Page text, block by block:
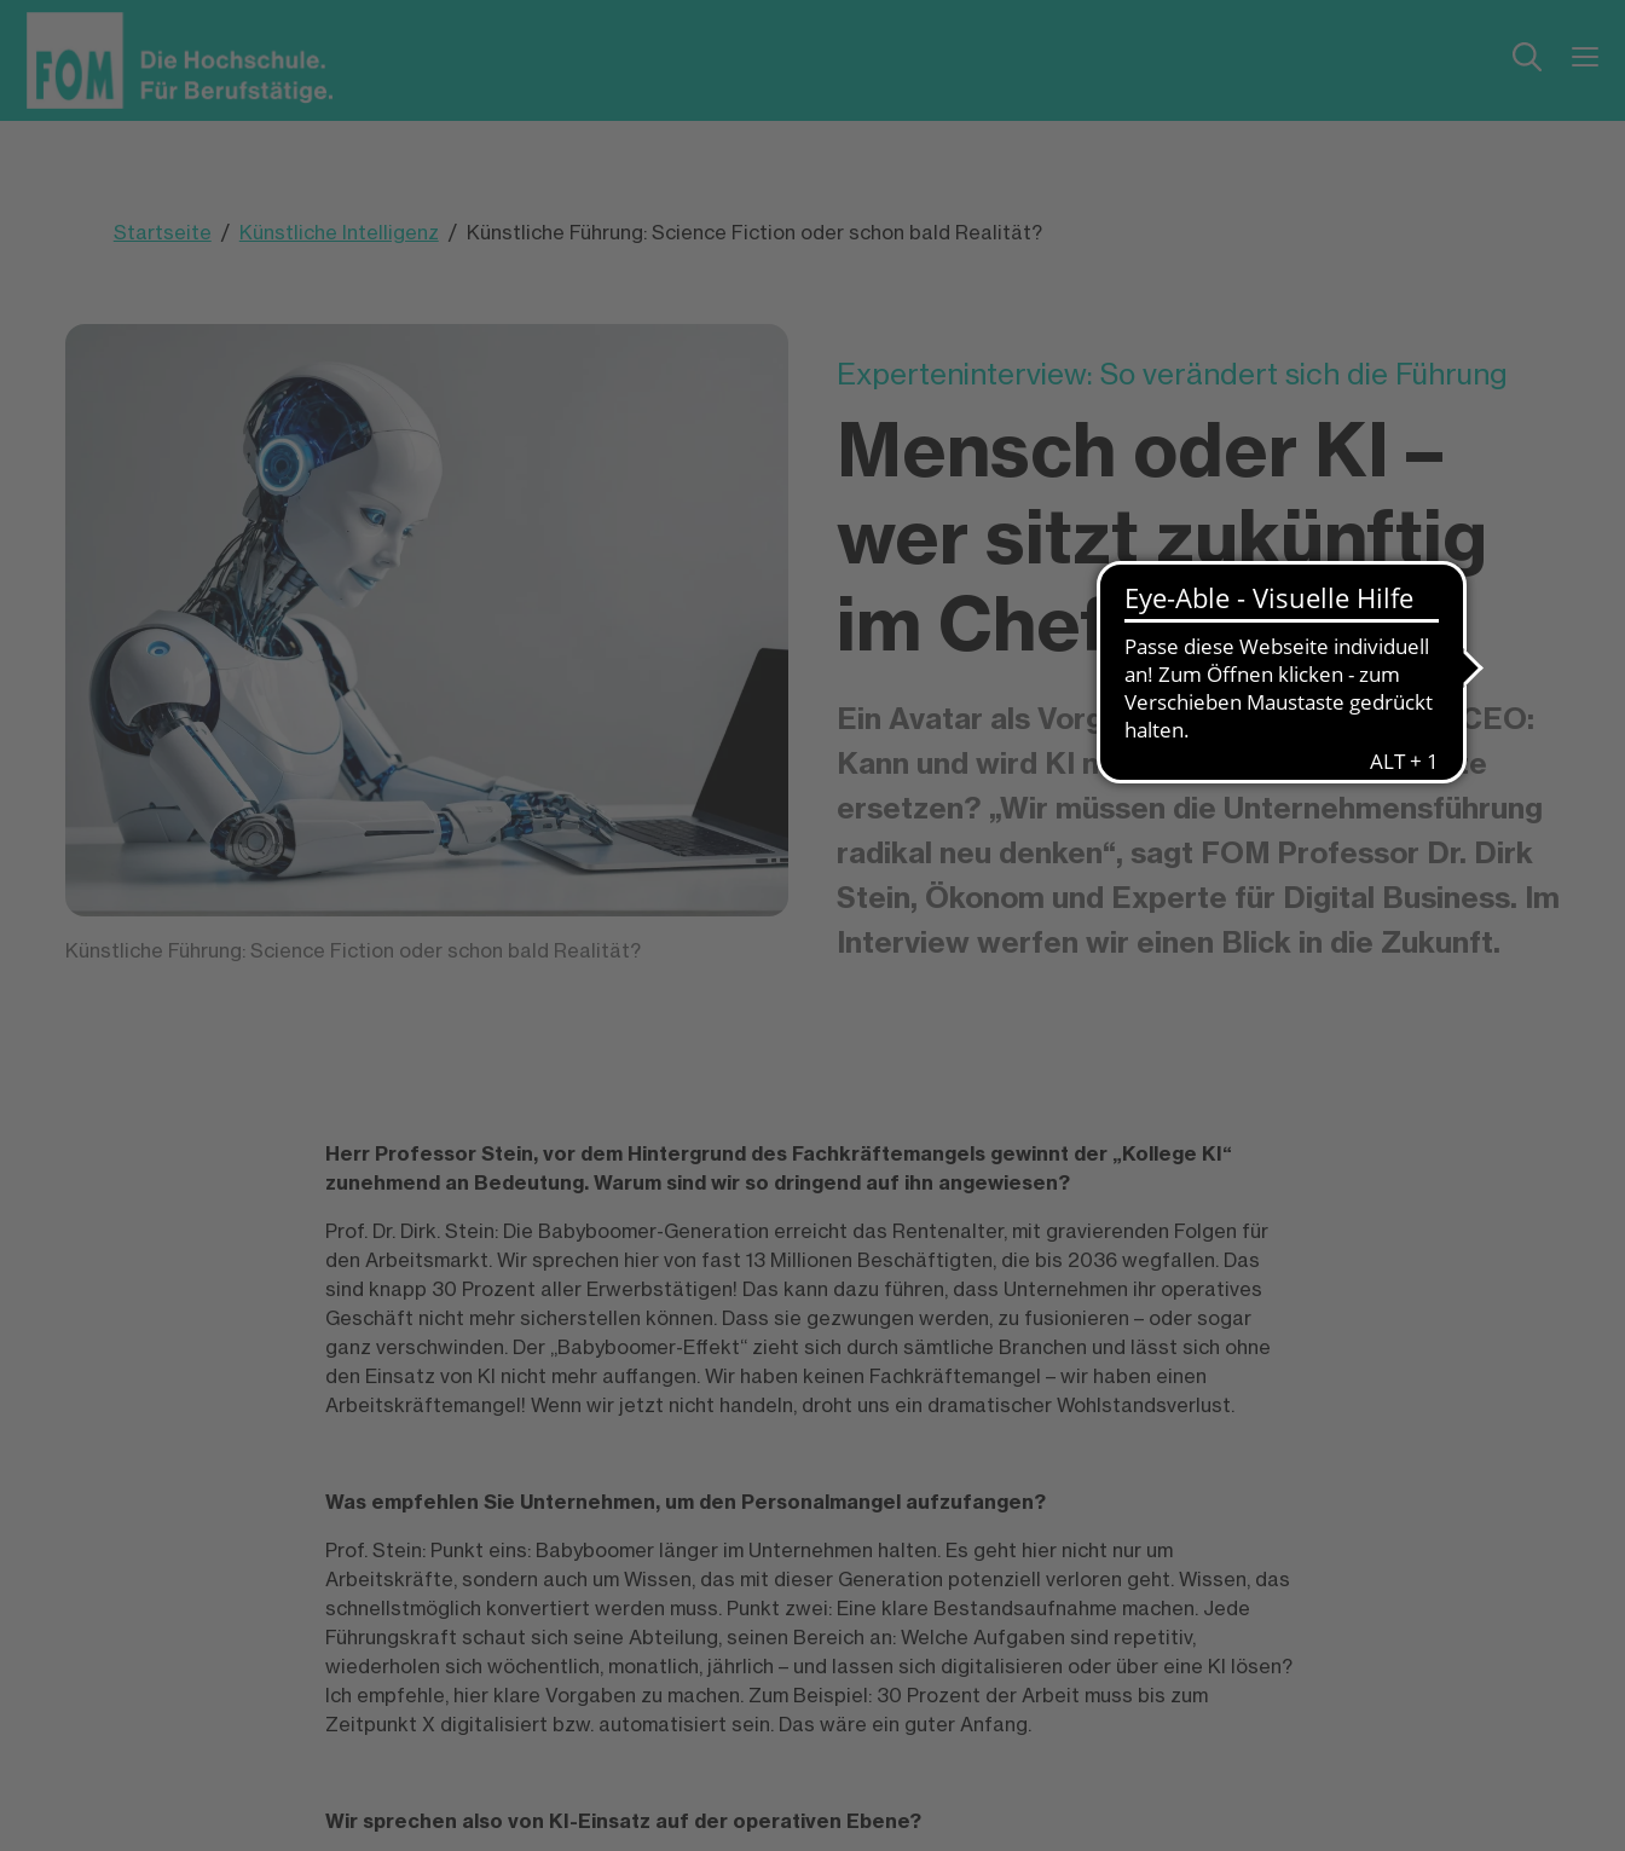
Startseite Künstliche Intelligenz Künstliche Führung: Science Fiction oder schon bald Realität?
Künstliche Führung: Science Fiction oder schon bald Realität?
Experteninterview: So verändert sich die Führung
Mensch oder KI –
wer sitzt zukünftig
im Chefsessel?
Ein Avatar als Vorgesetzter, ein Roboter als CEO:
Kann und wird KI menschliche Führungskräfte
ersetzen? „Wir müssen die Unternehmensführung
radikal neu denken“, sagt FOM Professor Dr. Dirk
Stein, Ökonom und Experte für Digital Business. Im
Interview werfen wir einen Blick in die Zukunft.
Herr Professor Stein, vor dem Hintergrund des Fachkräftemangels gewinnt der „Kollege KI“
zunehmend an Bedeutung. Warum sind wir so dringend auf ihn angewiesen?
Prof. Dr. Dirk. Stein: Die Babyboomer-Generation erreicht das Rentenalter, mit gravierenden Folgen für
den Arbeitsmarkt. Wir sprechen hier von fast 13 Millionen Beschäftigten, die bis 2036 wegfallen. Das
sind knapp 30 Prozent aller Erwerbstätigen! Das kann dazu führen, dass Unternehmen ihr operatives
Geschäft nicht mehr sicherstellen können. Dass sie gezwungen werden, zu fusionieren – oder sogar
ganz verschwinden. Der „Babyboomer-Effekt“ zieht sich durch sämtliche Branchen und lässt sich ohne
den Einsatz von KI nicht mehr auffangen. Wir haben keinen Fachkräftemangel – wir haben einen
Arbeitskräftemangel! Wenn wir jetzt nicht handeln, droht uns ein dramatischer Wohlstandsverlust.
Was empfehlen Sie Unternehmen, um den Personalmangel aufzufangen?
Prof. Stein: Punkt eins: Babyboomer länger im Unternehmen halten. Es geht hier nicht nur um
Arbeitskräfte, sondern auch um Wissen, das mit dieser Generation potenziell verloren geht. Wissen, das
schnellstmöglich konvertiert werden muss. Punkt zwei: Eine klare Bestandsaufnahme machen. Jede
Führungskraft schaut sich seine Abteilung, seinen Bereich an: Welche Aufgaben sind repetitiv,
wiederholen sich wöchentlich, monatlich, jährlich – und lassen sich digitalisieren oder über eine KI lösen?
Ich empfehle, hier klare Vorgaben zu machen. Zum Beispiel: 30 Prozent der Arbeit muss bis zum
Zeitpunkt X digitalisiert bzw. automatisiert sein. Das wäre ein guter Anfang.
Wir sprechen also von KI-Einsatz auf der operativen Ebene?